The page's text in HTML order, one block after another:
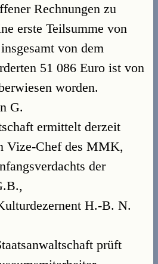
Rechnungen zu
erste Teilsumme von
von dem
51 086 Euro ist von
worden.
G.
ermittelt derzeit
Vize-Chef des MMK,
der
H.-B. N.
prüft